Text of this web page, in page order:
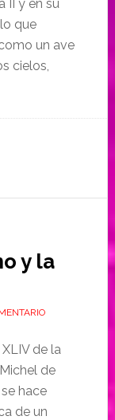
II y en su
que
un ave
cielos,
y la
de la
de
hace
de un